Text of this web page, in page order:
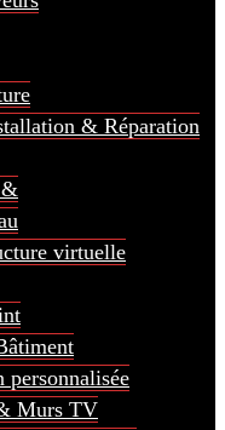
& Réparation
&
virtuelle
personnalisée
Murs TV